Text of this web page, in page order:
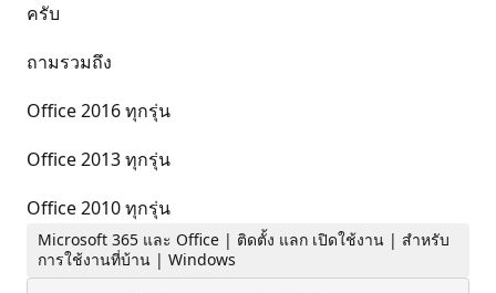
ครับ
ถามรวมถึง
Office 2016 ทุกรุ่น
Office 2013 ทุกรุ่น
Office 2010 ทุกรุ่น
Microsoft 365 และ Office | ติดตั้ง แลก เปิดใช้งาน | สำหรับ
การใช้งานที่บ้าน | Windows